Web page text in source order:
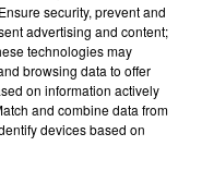
de très nombreux et
artifice de la
security, prevent and
advertising and content;
technologies may
browsing data to offer
on information actively
and combine data from
devices based on